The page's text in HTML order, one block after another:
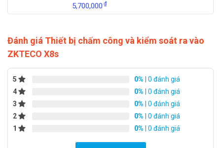
5,700,000₫
Đánh giá Thiết bị chấm công và kiểm soát ra vào
ZKTECO X8s
5 0% | 0 đánh giá
4
0% | 0 đánh giá
3
0% | 0 đánh giá
2
0% | 0 đánh giá
1
0% | 0 đánh giá